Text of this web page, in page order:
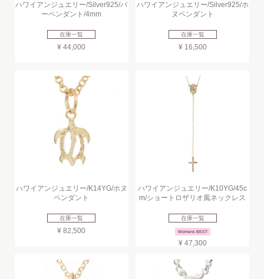
ハワイアンジュエリー/Silver925/バ
ーペンダント/4mm
在庫一覧
¥ 44,000
ハワイアンジュエリー/Silver925/ホ
ヌペンダント
在庫一覧
¥ 16,500
ハワイアンジュエリー/K14YG/ホヌ
ペンダント
在庫一覧
¥ 82,500
ハワイアンジュエリー/K10YG/45c
m/ショートロザリオ風ネックレス
在庫一覧
Womens BEST
¥ 47,300